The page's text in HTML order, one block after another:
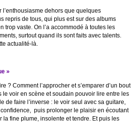
dehors que quelques
repris de tous, qui plus est sur des albums
trop vaste. On l’a accommodé à toutes les
surtout quand ils sont faits avec talents.
actualité-là.
»
? Comment l’approcher et s’emparer d’un bout
voir en scène et soudain pouvoir lire entre les
de faire l’inverse : le voir seul avec sa guitare,
puis prolonger le plaisir en écoutant
fine plume, insolente et tendre. Et puis les